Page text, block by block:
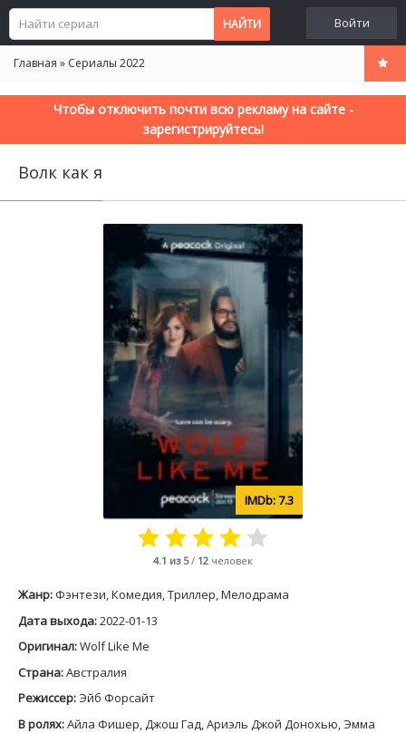
Войти
Главная » Сериалы 2022
Чтобы отключить почти всю рекламу на сайте -
зарегистрируйтесь!
Волк как я
7.3
4.1 из 5/ 12 человек
Жанр: Фэнтези, Комедия, Триллер, Мелодрама
Дата выхода:2022-01-13
Оригинал:Wolf Like Me
Страна:Австралия
Режиссер: Эйб Форсайт
В ролях:Айла Фишер, Джош Гад, Ариэль Джой Донохью, Эмма